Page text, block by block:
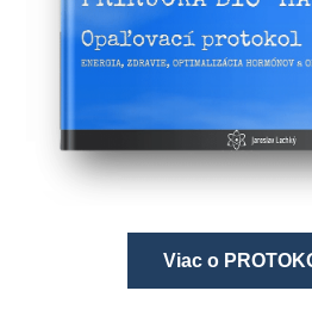
Viac o